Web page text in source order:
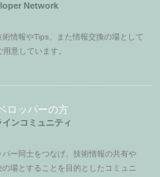
Network
情報やTips、また情報交換の場として
用意しています。
ロッパーの方
ンコミュニティ
ー同士をつなげ、技術情報の共有や
場とすることを目的としたコミュニ